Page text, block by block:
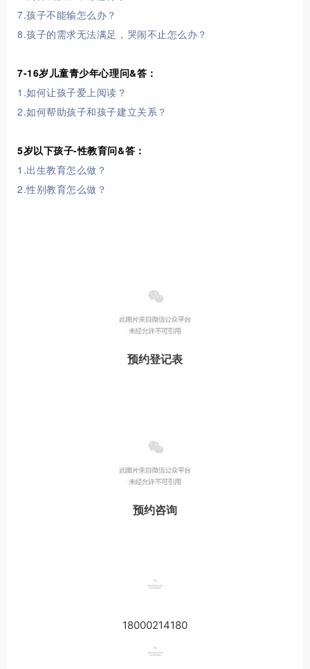
7.孩子不能输怎么办？
8.孩子的需求无法满足，哭闹不止怎么办？
7-16岁儿童青少年心理问&答：
1.如何让孩子爱上阅读？
2.如何帮助孩子和孩子建立关系？
5岁以下孩子-性教育问&答：
1.出生教育怎么做？
2.性别教育怎么做？
预约登记表
预约咨询
18000214180